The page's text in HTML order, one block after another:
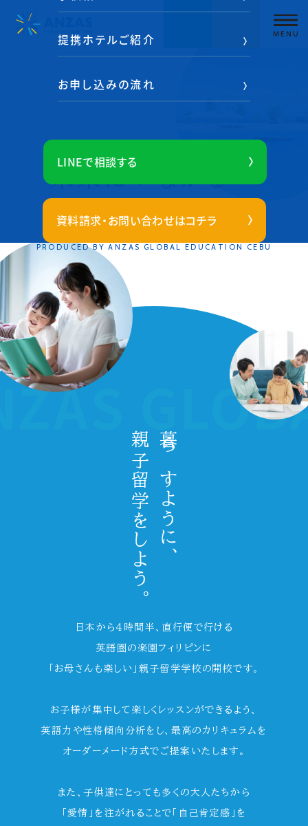
提携ホテルご紹介
お申し込みの流れ
LINEで相談する
資料請求・お問い合わせはコチラ
未来につながる
親子留学を。
暮らすように、
親子留学をしよう。
日本から4時間半、直行便で行ける
英語圏の楽園フィリピンに
「お母さんも楽しい」親子留学学校の開校です。
お子様が集中して楽しくレッスンができるよう、
英語力や性格傾向分析をし、最高のカリキュラムを
オーダーメード方式でご提案いたします。
また、子供達にとっても多くの大人たちから
「愛情」を注がれることで「自己肯定感」を